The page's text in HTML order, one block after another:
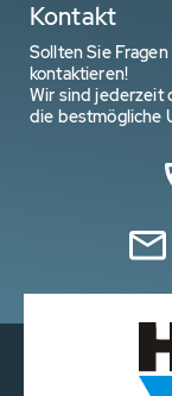
Kontakt
Sollten Sie
kontaktieren!
Wir sind jederzeit
die bestmögliche